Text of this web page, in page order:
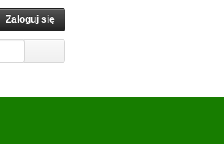
Zaloguj się